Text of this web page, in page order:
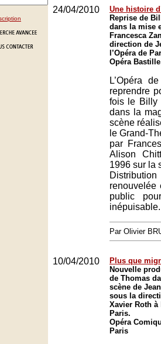
24/04/2010
Une histoire
Reprise de
dans la mise
Francesca
direction de
l’Opéra de
Opéra
L’Opéra
reprendre
fois le Billy
dans la
scène
le Grand-
par
Alison
1996 sur la
renouvelée
public
inépuisable.
Par Olivier
10/04/2010
Plus que
Nouvelle
de Thomas
scène de
sous la
Xavier Roth à
Paris.
Opéra
Paris